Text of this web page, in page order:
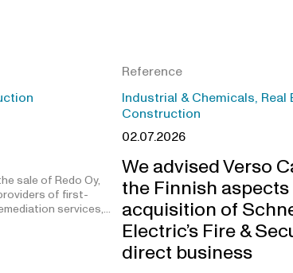
sale of Redo Oy,
of first-
services,…
Reference
Industrial & Chemicals, Real
Construction
02.07.2026
We advised Verso
the Finnish
acquisition of
Electric’s Fire &
direct business